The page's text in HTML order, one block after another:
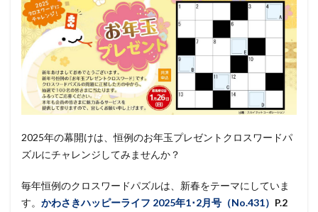
2025年の幕開けは、恒例のお年玉プレゼントクロスワードパ
ズルにチャレンジしてみませんか？
毎年恒例のクロスワードパズルは、新春をテーマにしていま
す。 かわさきハッピーライフ 2025年1･2月号（No.431） P.2